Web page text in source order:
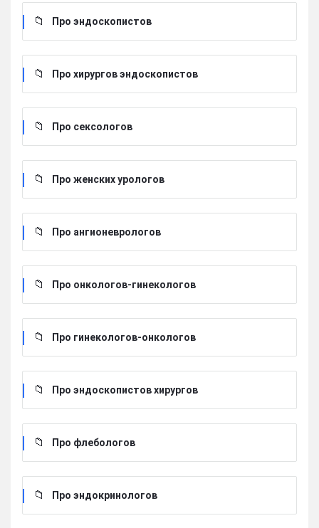
Про эндоскопистов
Про хирургов эндоскопистов
Про сексологов
Про женских урологов
Про ангионеврологов
Про онкологов-гинекологов
Про гинекологов-онкологов
Про эндоскопистов хирургов
Про флебологов
Про эндокринологов